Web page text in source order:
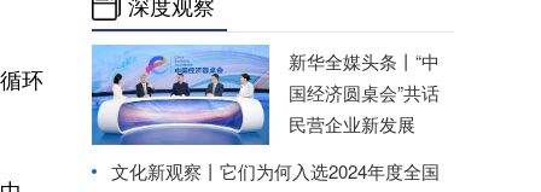
环
深度观察
新华全媒头条丨 “中
国经济圆桌会”共话
民营企业新发展
文化新观察丨 它们为何入选2024年度全国